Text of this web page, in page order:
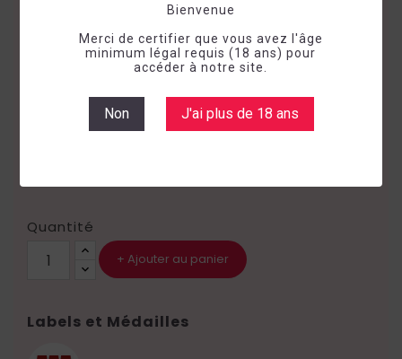
Bienvenue
Merci de certifier que vous avez l'âge
minimum légal requis (18 ans) pour
accéder à notre site.
Non J'ai plus de 18 ans
SANNIO DOP MANENT AGLIANICO
TERRE STREGATE
Millésime2021
Rouge Campania
Quantité
Ajouter au panier
Labels et Médailles